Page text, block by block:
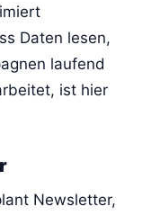
Daten lesen,
laufend
ist hier
Newsletter,